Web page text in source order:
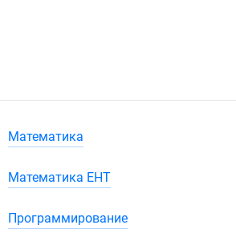
Математика
Математика ЕНТ
Программирование